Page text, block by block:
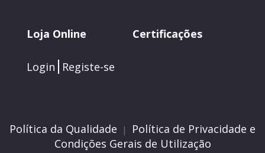
Loja Online
Login Registe-se
Certificações
Política da Qualidade | Política de Privacidade e
Condições Gerais de Utilização